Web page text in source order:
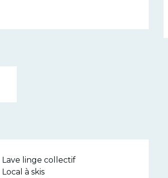
Lave linge collectif
Local à skis